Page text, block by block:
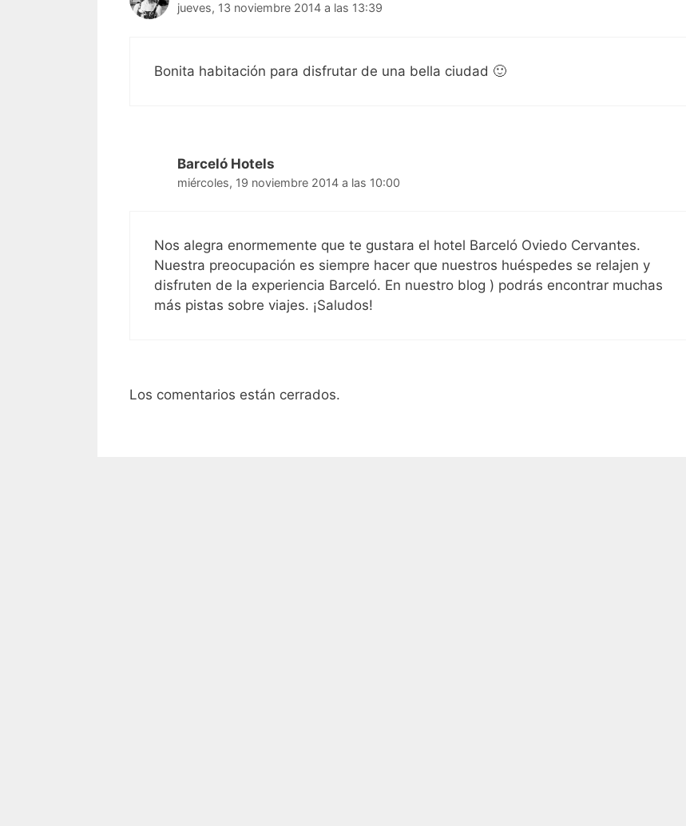
jueves, 13 noviembre 2014 a las 13:39
Bonita habitación para disfrutar de una bella ciudad 🙂
Barceló Hotels
miércoles, 19 noviembre 2014 a las 10:00
Nos alegra enormemente que te gustara el hotel Barceló Oviedo Cervantes.
Nuestra preocupación es siempre hacer que nuestros huéspedes se relajen y
disfruten de la experiencia Barceló. En nuestro blog ) podrás encontrar muchas
más pistas sobre viajes. ¡Saludos!
Los comentarios están cerrados.